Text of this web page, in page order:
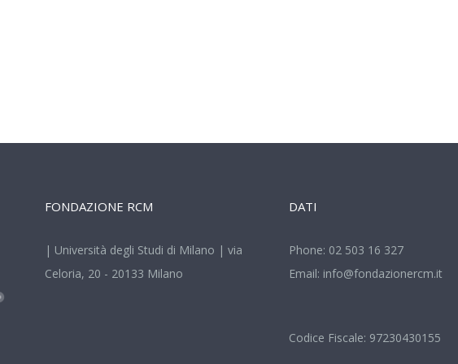
FONDAZIONE RCM
| Università degli Studi di Milano | via
Celoria, 20 - 20133 Milano
DATI
Phone: 02 503 16 327
Email: info@fondazionercm.it
Codice Fiscale: 97230430155